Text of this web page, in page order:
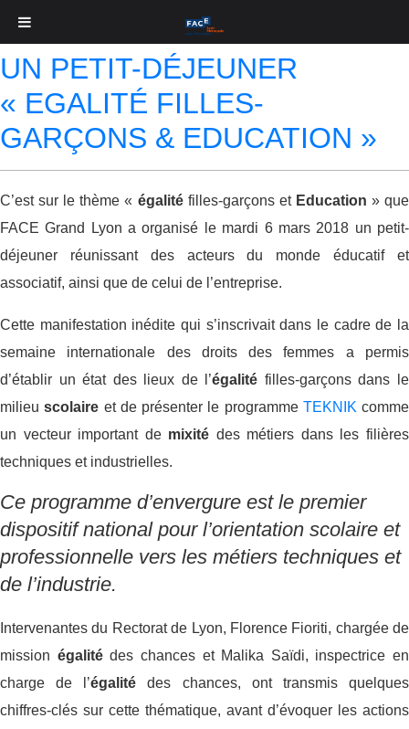
Étiquette : egalité
UN PETIT-DÉJEUNER
« EGALITÉ FILLES-
GARÇONS & EDUCATION »
C’est sur le thème « égalitéfilles-garçons et Education » que
FACE Grand Lyon a organisé le mardi 6 mars 2018 un petit-
déjeuner réunissant des acteurs du monde éducatif et
associatif, ainsi que de celui de l’entreprise.
Cette manifestation inédite qui s’inscrivait dans le cadre de la
semaine internationale des droits des femmes a permis
d’établir un état des lieux de l’égalité filles-garçons dans le
milieuscolaire et de présenter le programme TEKNIK comme
un vecteur important de mixité des métiers dans les filières
techniques et industrielles.
Ce programme d’envergure est le premier
dispositif national pour l’orientation scolaire et
professionnelle vers les métiers techniques et
de l’industrie.
Intervenantes du Rectorat de Lyon, Florence Fioriti, chargée de
mission égalitédes chances et Malika Saïdi, inspectrice en
charge de l’égalité des chances, ont transmis quelques
chiffres-clés sur cette thématique, avant d’évoquer les actions